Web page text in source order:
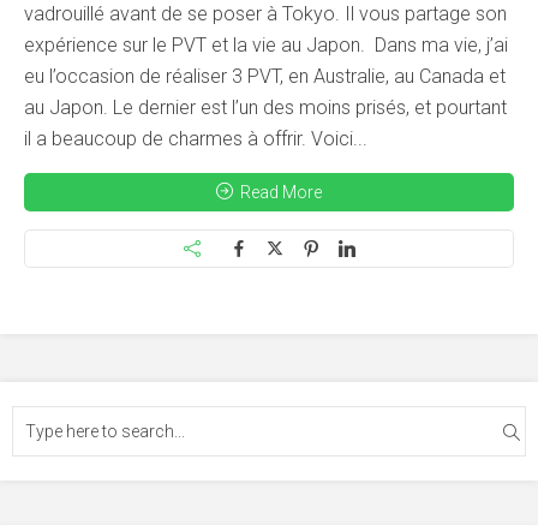
vadrouillé avant de se poser à Tokyo. Il vous partage son
expérience sur le PVT et la vie au Japon. Dans ma vie, j’ai
eu l’occasion de réaliser 3 PVT, en Australie, au Canada et
au Japon. Le dernier est l’un des moins prisés, et pourtant
il a beaucoup de charmes à offrir. Voici...
Read More